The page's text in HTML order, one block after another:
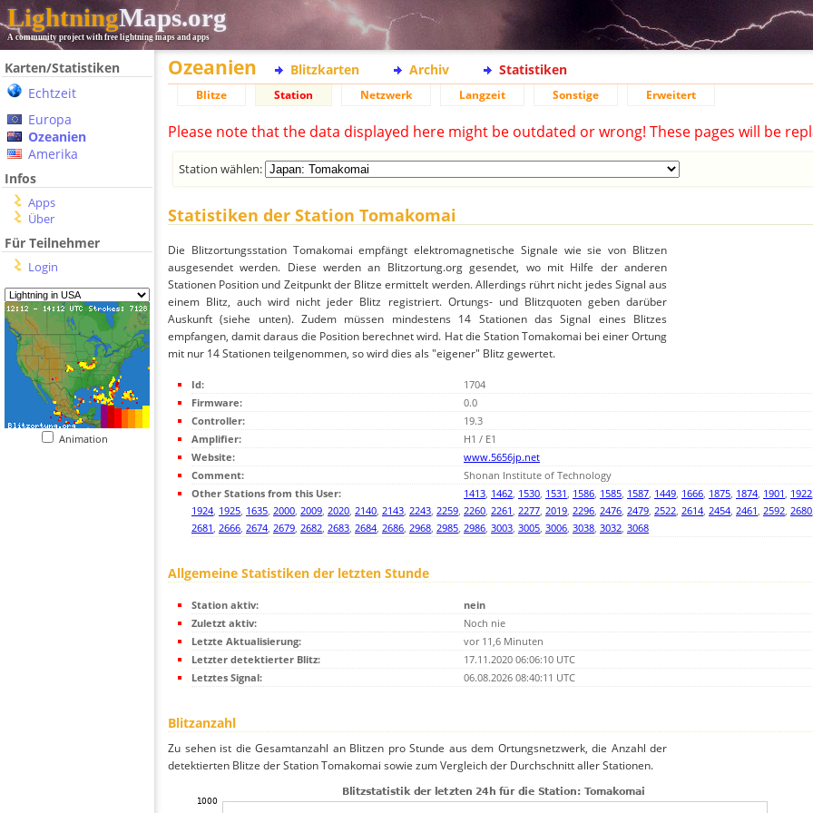
LightningMaps.org
A community project with free lightning maps and apps
Karten/Statistiken
Echtzeit
Europa
Ozeanien
Amerika
Infos
Apps
Über
Für Teilnehmer
Login
Animation
Ozeanien Blitzkarten Archiv Statistiken
Blitze Station Netzwerk Langzeit Sonstige Erweitert
Please note that the data displayed here might be outdated or wrong! These pages will be
Station wählen:
Statistiken der Station Tomakomai
Die Blitzortungsstation Tomakomai empfängt elektromagnetische Signale wie sie von Blitzen
ausgesendet werden. Diese werden an Blitzortung.org gesendet, wo mit Hilfe der anderen
Stationen Position und Zeitpunkt der Blitze ermittelt werden. Allerdings rührt nicht jedes Signal aus
einem Blitz, auch wird nicht jeder Blitz registriert. Ortungs- und Blitzquoten geben darüber
Auskunft (siehe unten). Zudem müssen mindestens 14 Stationen das Signal eines Blitzes
empfangen, damit daraus die Position berechnet wird. Hat die Station Tomakomai bei einer Ortung
mit nur 14 Stationen teilgenommen, so wird dies als "eigener" Blitz gewertet.
Id:
1704
Firmware:
0.0
Controller:
19.3
Amplifier:
H1 / E1
Website:
www.5656jp.net
Comment:
Shonan Institute of Technology
Other Stations from this User:
1413, 1462, 1530, 1531, 1586, 1585, 1587, 1449, 1666, 1875, 1874, 1901, 1922,
1924, 1925, 1635, 2000, 2009, 2020, 2140, 2143, 2243, 2259, 2260, 2261, 2277, 2019, 2296, 2476, 2479, 2522, 2614, 2454, 2461, 2592, 2680,
2681, 2666, 2674, 2679, 2682, 2683, 2684, 2686, 2968, 2985, 2986, 3003, 3005, 3006, 3038, 3032, 3068
Allgemeine Statistiken der letzten Stunde
Station aktiv:
nein
Zuletzt aktiv:
Noch nie
Letzte Aktualisierung:
vor 11,6 Minuten
Letzter detektierter Blitz:
17.11.2020 06:06:10 UTC
Letztes Signal:
06.08.2026 08:40:11 UTC
Blitzanzahl
Zu sehen ist die Gesamtanzahl an Blitzen pro Stunde aus dem Ortungsnetzwerk, die Anzahl der
detektierten Blitze der Station Tomakomai sowie zum Vergleich der Durchschnitt aller Stationen.